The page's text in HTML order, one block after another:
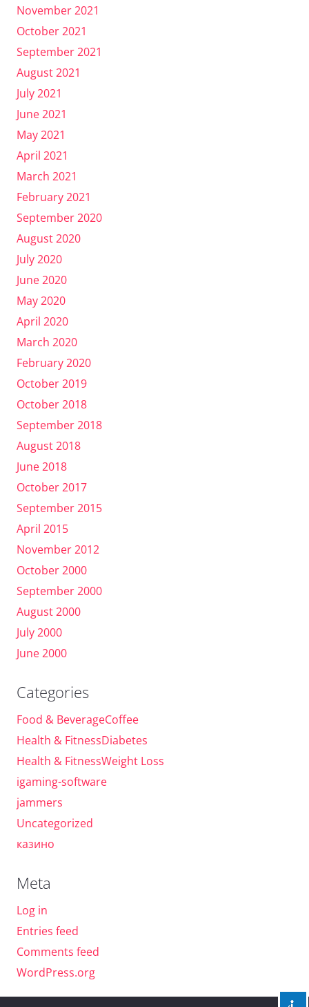
November 2021
October 2021
September 2021
August 2021
July 2021
June 2021
May 2021
April 2021
March 2021
February 2021
September 2020
August 2020
July 2020
June 2020
May 2020
April 2020
March 2020
February 2020
October 2019
October 2018
September 2018
August 2018
June 2018
October 2017
September 2015
April 2015
November 2012
October 2000
September 2000
August 2000
July 2000
June 2000
Categories
Food & BeverageCoffee
Health & FitnessDiabetes
Health & FitnessWeight Loss
igaming-software
jammers
Uncategorized
казино
Meta
Log in
Entries feed
Comments feed
WordPress.org